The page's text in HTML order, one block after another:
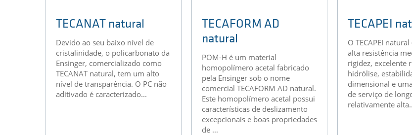
TECANAT natural
Devido ao seu baixo nível de
cristalinidade, o policarbonato da
Ensinger, comercializado como
TECANAT natural, tem um alto
nível de transparência. O PC não
aditivado é caracterizado...
TECAFORM AD
natural
POM-H é um material
homopolímero acetal fabricado
pela Ensinger sob o nome
comercial TECAFORM AD natural.
Este homopolímero acetal possui
características de deslizamento
excepcionais e boas propriedades
de ...
TECAPEI
O TECAPEI natural
alta resistência
rigidez, excelente
hidrólise,
dimensional e
de serviço de
relativamente